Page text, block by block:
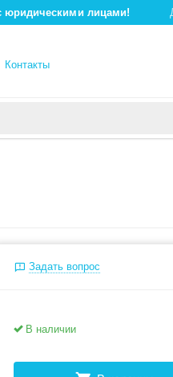
юридическими лицами!
Контакты
Задать вопрос
В наличии